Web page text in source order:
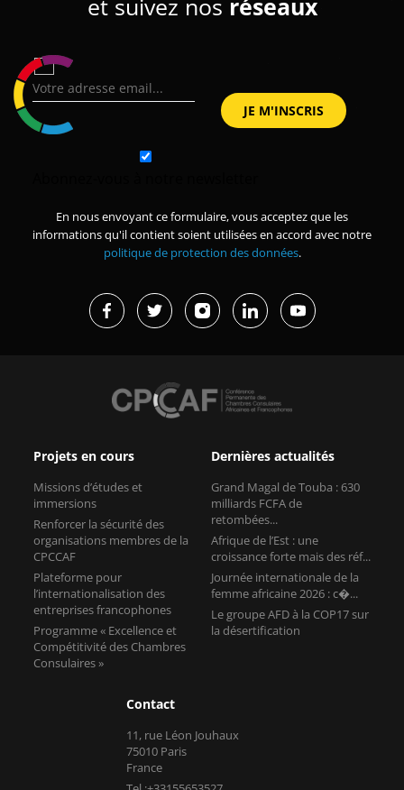
En nous envoyant ce formulaire, vous acceptez que les
informations qu'il contient soient utilisées en accord avec notre
politique de protection des données.
Projets en cours
Missions d’études et
immersions
Renforcer la sécurité des
organisations membres de la
CPCCAF
Plateforme pour
l’internationalisation des
entreprises francophones
Programme « Excellence et
Compétitivité des Chambres
Consulaires »
Dernières actualités
Grand Magal de Touba : 630
milliards FCFA de
retombées...
Afrique de l’Est : une
croissance forte mais des réf...
Journée internationale de la
femme africaine 2026 : c�...
Le groupe AFD à la COP17 sur
la désertification
Contact
11, rue Léon Jouhaux
75010 Paris
France